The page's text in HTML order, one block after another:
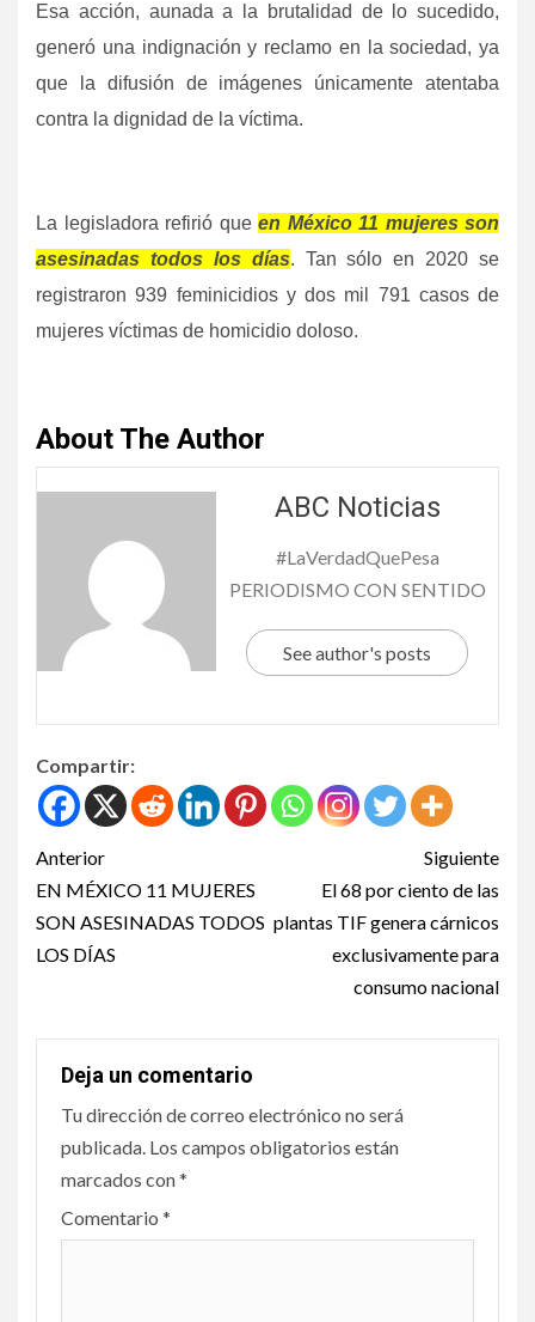
Esa acción, aunada a la brutalidad de lo sucedido,
generó una indignación y reclamo en la sociedad, ya
que la difusión de imágenes únicamente atentaba
contra la dignidad de la víctima.
La legisladora refirió que en México 11 mujeres son
asesinadas todos los días. Tan sólo en 2020 se
registraron 939 feminicidios y dos mil 791 casos de
mujeres víctimas de homicidio doloso.
About The Author
ABC Noticias
#LaVerdadQuePesa
PERIODISMO CON SENTIDO
See author's posts
Compartir:
Anterior
EN MÉXICO 11 MUJERES
SON ASESINADAS TODOS
LOS DÍAS
Siguiente
El 68 por ciento de las
plantas TIF genera cárnicos
exclusivamente para
consumo nacional
Deja un comentario
Tu dirección de correo electrónico no será
publicada. Los campos obligatorios están
marcados con*
Comentario *